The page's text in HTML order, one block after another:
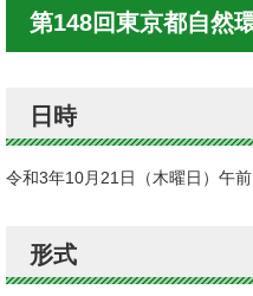
第148回東京都自然
日時
令和3年10月21日（木曜日）午
形式